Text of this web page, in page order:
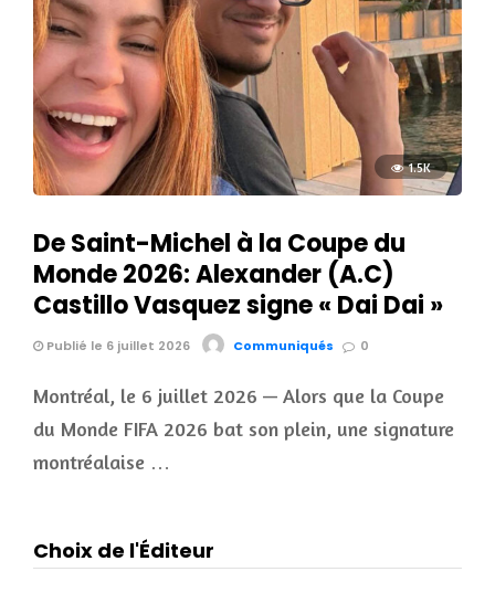
1.5K
De Saint-Michel à la Coupe du
Monde 2026: Alexander (A.C)
Castillo Vasquez signe « Dai Dai »
Publié le 6 juillet 2026 Communiqués 0
Montréal, le 6 juillet 2026 — Alors que la Coupe
du Monde FIFA 2026 bat son plein, une signature
montréalaise …
Choix de l'Éditeur